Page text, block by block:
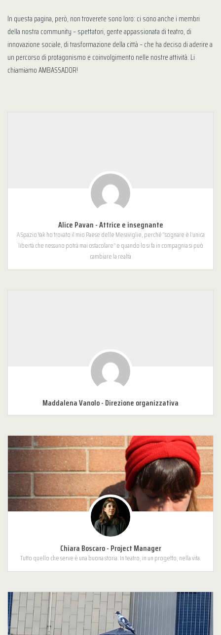
In questa pagina, però, non troverete sono loro: ci sono anche i membri
della nostra community – spettatori, gente appassionata di teatro, di
innovazione sociale, di trasformazione della città – che ha deciso di aderire a
un percorso di protagonismo e coinvolgimento nelle nostre attività. Li
chiamiamo AMBASSADOR!
Alice Pavan - Attrice e insegnante
A Spazio Yak ho trovato il mio Paese delle Meraviglie, perché “sognare è l’unica
libertà che nessuno potrà mai ostacolare” e quando lo si fa in compagnia si può
cambiare la realtà
Maddalena Vanolo - Direzione organizzativa
Chiara Boscaro - Project Manager
Tutto quello che serve è una buona storia. In teatro, in un progetto, nella vita.